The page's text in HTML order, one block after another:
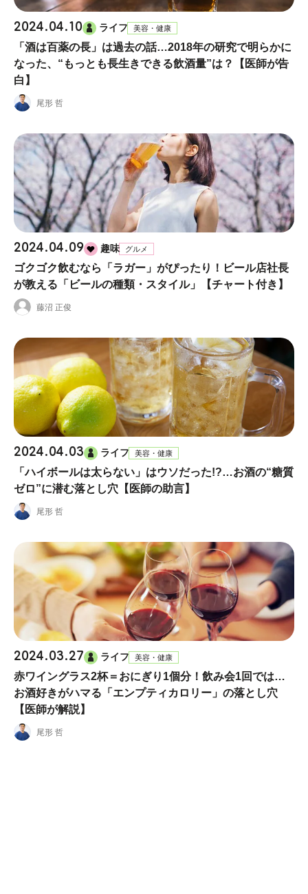
2024.04.10 ライフ 美容・健康
「酒は百薬の長」は過去の話…2018年の研究で明らかに
なった、“もっとも長生きできる飲酒量”は？【医師が告
白】
尾形 哲
2024.04.09 趣味 グルメ
ゴクゴク飲むなら「ラガー」がぴったり！ビール店社長
が教える「ビールの種類・スタイル」【チャート付き】
藤沼 正俊
2024.04.03 ライフ 美容・健康
「ハイボールは太らない」はウソだった!?…お酒の“糖質
ゼロ”に潜む落とし穴【医師の助言】
尾形 哲
2024.03.27 ライフ 美容・健康
赤ワイングラス2杯＝おにぎり1個分！飲み会1回では…
お酒好きがハマる「エンプティカロリー」の落とし穴
【医師が解説】
尾形 哲